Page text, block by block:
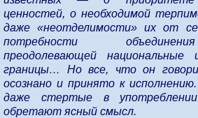
ценностей, о необходимой
даже «неотделимости» их от
потребности
преодолевающей национальные
границы… Но все, что он
осознано и принято к
даже стертые в
обретают ясный смысл.